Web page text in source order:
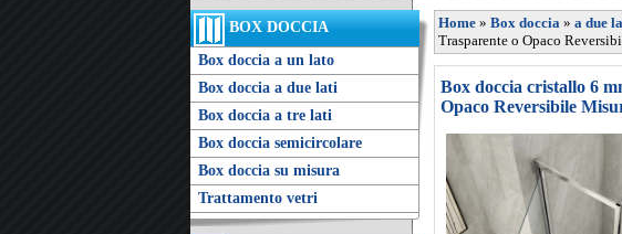
BOX DOCCIA
Box doccia a un lato
Box doccia a due lati
Box doccia a tre lati
Box doccia semicircolare
Box doccia su misura
Trattamento vetri
Home » Box doccia » a due
Trasparente o Opaco
Box doccia cristallo 6
Opaco Reversibile